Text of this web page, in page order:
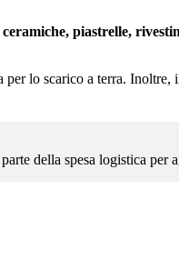
ceramiche, piastrelle,
lo scarico a terra. Inoltre,
della spesa logistica per